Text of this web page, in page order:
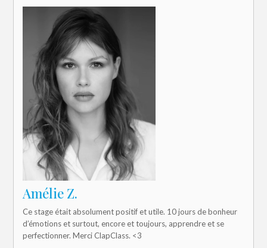
Amélie Z.
Ce stage était absolument positif et utile. 10 jours de bonheur
d’émotions et surtout, encore et toujours, apprendre et se
perfectionner. Merci ClapClass. <3